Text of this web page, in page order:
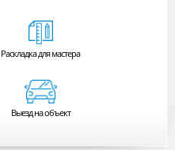
Раскладка для мастера
Выезд на объект